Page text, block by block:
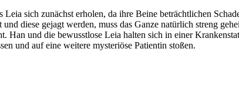
sich zunächst erholen, da ihre Beine beträchtlichen
diese gejagt werden, muss das Ganze natürlich streng
Han und die bewusstlose Leia halten sich in einer
und auf eine weitere mysteriöse Patientin stoßen.